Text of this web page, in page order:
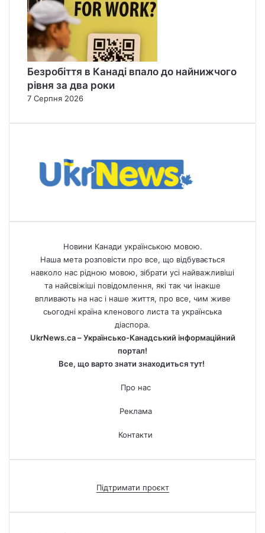
Безробіття в Канаді впало до найнижчого
рівня за два роки
7 Серпня 2026
Новини Канади українською мовою.
Наша мета розповісти про все, що відбувається
навколо нас рідною мовою, зібрати усі найважливіші
та найсвіжіші повідомлення, які так чи інакше
впливають на нас і наше життя, про все, чим живе
сьогодні країна кленового листа та українська
діаспора.
UkrNews.ca – Українсько-Канадський інформаційний
портал!
Все, що варто знати знаходиться тут!
Про нас
Реклама
Контакти
Підтримати проєкт